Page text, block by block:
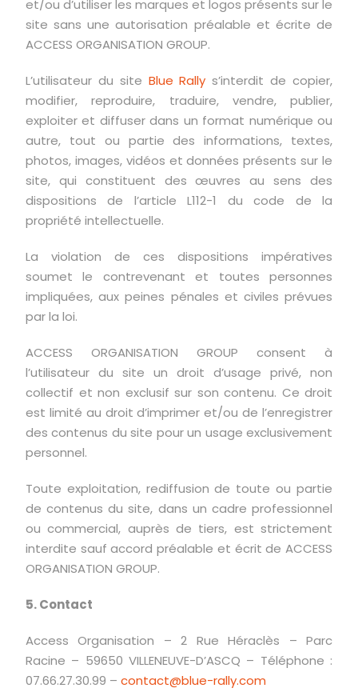
et/ou d’utiliser les marques et logos présents sur le
site sans une autorisation préalable et écrite de
ACCESS ORGANISATION GROUP.
L’utilisateur du site Blue Rally s’interdit de copier,
modifier, reproduire, traduire, vendre, publier,
exploiter et diffuser dans un format numérique ou
autre, tout ou partie des informations, textes,
photos, images, vidéos et données présents sur le
site, qui constituent des œuvres au sens des
dispositions de l’article L112-1 du code de la
propriété intellectuelle.
La violation de ces dispositions impératives
soumet le contrevenant et toutes personnes
impliquées, aux peines pénales et civiles prévues
par la loi.
ACCESS ORGANISATION GROUP consent à
l’utilisateur du site un droit d’usage privé, non
collectif et non exclusif sur son contenu. Ce droit
est limité au droit d’imprimer et/ou de l’enregistrer
des contenus du site pour un usage exclusivement
personnel.
Toute exploitation, rediffusion de toute ou partie
de contenus du site, dans un cadre professionnel
ou commercial, auprès de tiers, est strictement
interdite sauf accord préalable et écrit de ACCESS
ORGANISATION GROUP.
5. Contact
Access Organisation – 2 Rue Héraclès – Parc
Racine – 59650 VILLENEUVE-D’ASCQ – Téléphone :
07.66.27.30.99 – contact@blue-rally.com